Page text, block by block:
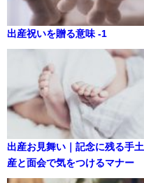
出産祝いを贈る意味 -1
出産お見舞い｜記念に残る手土
産と面会で気をつけるマナー